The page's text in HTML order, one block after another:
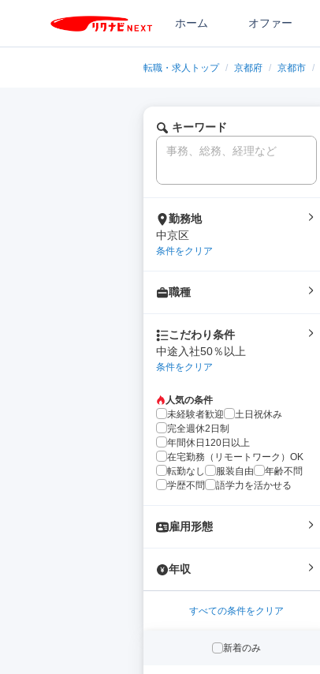
ホーム オファー
転職・求人トップ / 京都府 / 京都市 /
キーワード
勤務地
中京区
条件をクリア
職種
こだわり条件
中途入社50％以上
条件をクリア
人気の条件
未経験者歓迎
土日祝休み
完全週休2日制
年間休日120日以上
在宅勤務（リモートワーク）OK
転勤なし
服装自由
年齢不問
学歴不問
語学力を活かせる
雇用形態
年収
すべての条件をクリア
新着のみ